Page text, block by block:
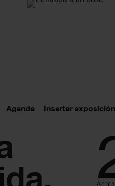
Agenda Insertar